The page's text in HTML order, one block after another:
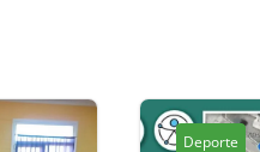
Deporte